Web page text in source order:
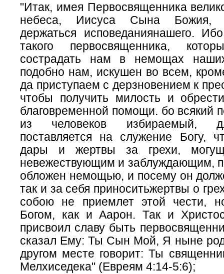
"Итак, имея Первосвященника
небеса, Иисуса Сына Божия,
держаться исповеданиянашего.
такого первосвященника,
сострадать нам в немощах
подобно нам, искушен во всем,
да приступаем с дерзновением к
чтобы получить милость и
благовременной помощи. бо всякий
из человеков избираемый,
поставляется на служение Богу,
дары и жертвы за грехи,
невежествующим и заблуждающим,
обложен немощью, и посему он
так и за себя приноситьжертвы о
собою не приемлет этой чести,
Богом, как и Аарон. Так и
присвоил славу быть
сказал Ему: Ты Сын Мой, Я ныне
другом месте говорит: Ты
Мелхиседека" (Евреям 4:14-5:6);